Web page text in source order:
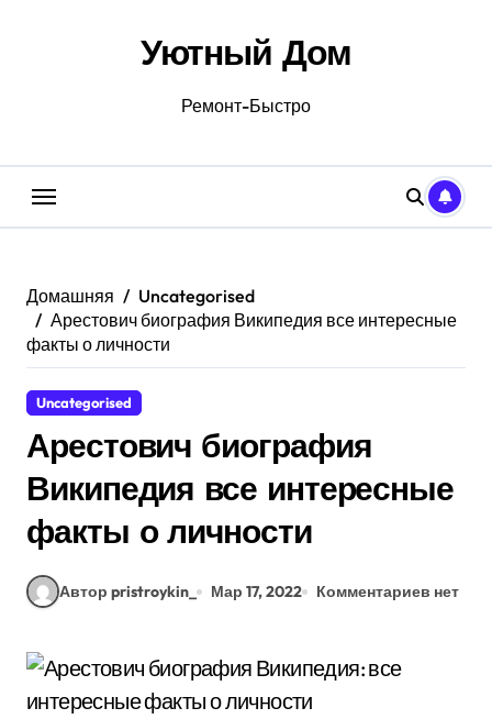
Уютный Дом
Ремонт-Быстро
Домашняя
Uncategorised
Арестович биография Википедия все интересные
факты о личности
Uncategorised
Арестович биография
Википедия все интересные
факты о личности
Автор pristroykin_ Мар 17, 2022 Комментариев нет